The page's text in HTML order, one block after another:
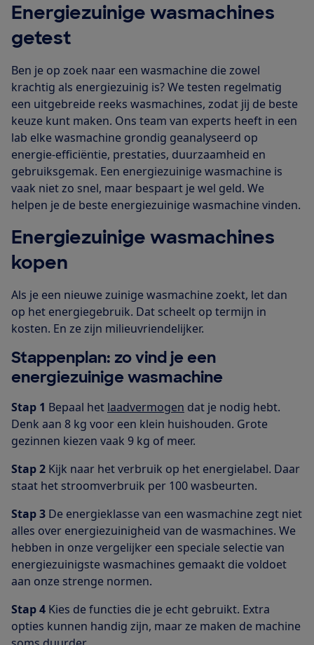
Energiezuinige wasmachines
getest
Ben je op zoek naar een wasmachine die zowel
krachtig als energiezuinig is? We testen regelmatig
een uitgebreide reeks wasmachines, zodat jij de beste
keuze kunt maken. Ons team van experts heeft in een
lab elke wasmachine grondig geanalyseerd op
energie-efficiëntie, prestaties, duurzaamheid en
gebruiksgemak. Een energiezuinige wasmachine is
vaak niet zo snel, maar bespaart je wel geld. We
helpen je de beste energiezuinige wasmachine vinden.
Energiezuinige wasmachines
kopen
Als je een nieuwe zuinige wasmachine zoekt, let dan
op het energiegebruik. Dat scheelt op termijn in
kosten. En ze zijn milieuvriendelijker.
Stappenplan: zo vind je een
energiezuinige wasmachine
Stap 1 Bepaal het laadvermogen dat je nodig hebt.
Denk aan 8 kg voor een klein huishouden. Grote
gezinnen kiezen vaak 9 kg of meer.
Stap 2 Kijk naar het verbruik op het energielabel. Daar
staat het stroomverbruik per 100 wasbeurten.
Stap 3 De energieklasse van een wasmachine zegt niet
alles over energiezuinigheid van de wasmachines. We
hebben in onze vergelijker een speciale selectie van
energiezuinigste wasmachines gemaakt die voldoet
aan onze strenge normen.
Stap 4 Kies de functies die je echt gebruikt. Extra
opties kunnen handig zijn, maar ze maken de machine